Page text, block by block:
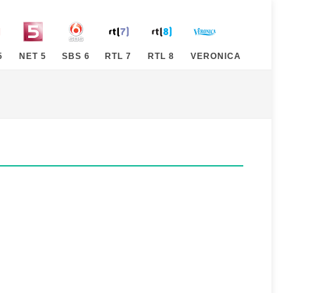
NET 5 SBS 6 RTL 7 RTL 8 VERONICA